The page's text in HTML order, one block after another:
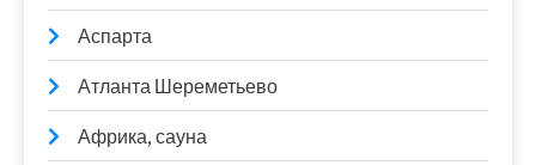
Аспарта
Атланта Шереметьево
Африка, сауна